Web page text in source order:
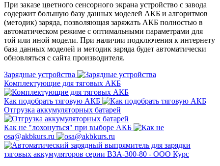
При заказе цветного сенсорного экрана устройство с завода
содержит большую базу данных моделей АКБ и алгоритмов
(методик) заряда, позволяющая заряжать АКБ полностью в
автоматическом режиме с оптимальными параметрами для
той или иной модели. При наличии подключения к интернету
база данных моделей и методик заряда будет автоматически
обновляться с сайта производителя.
Зарядные устройства
Комплектующие для тяговых АКБ
Как подобрать тяговую АКБ
Отгрузка аккумуляторных батарей
Как не "лохонуться" при выборе АКБ
osa@akbkurs.ru